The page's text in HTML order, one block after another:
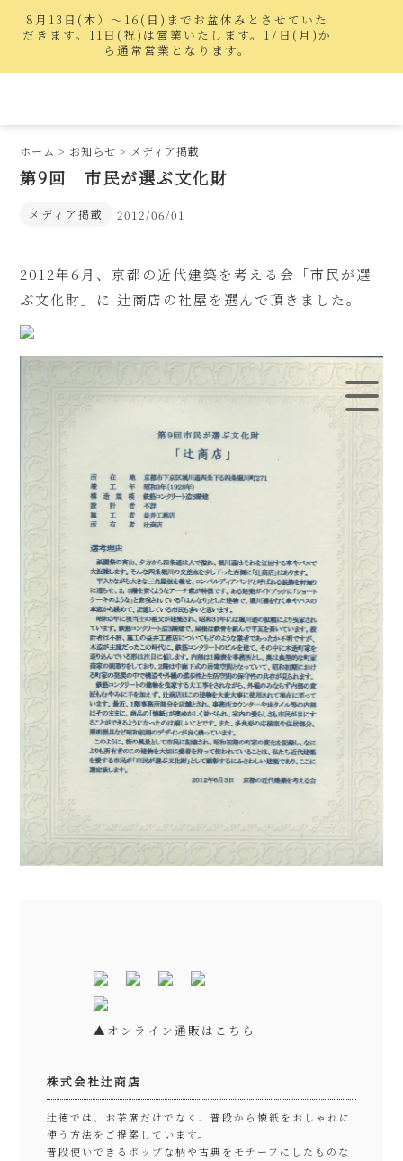
8月13日(木）〜16(日)までお盆休みとさせていた
だきます。11日(祝)は営業いたします。17日(月)か
ら通常営業となります。
ホーム > お知らせ > メディア掲載
第9回 市民が選ぶ文化財
メディア掲載 2012/06/01
2012年6月、京都の近代建築を考える会「市民が選
ぶ文化財」に 辻商店の社屋を選んで頂きました。
▲オンライン通販はこちら
株式会社辻商店
辻徳では、お茶席だけでなく、普段から懐紙をおしゃれに
使う方法をご提案しています。
普段使いできるポップな柄や古典をモチーフにしたものな